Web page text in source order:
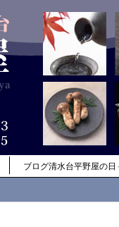
ブログ清水台平野屋の日